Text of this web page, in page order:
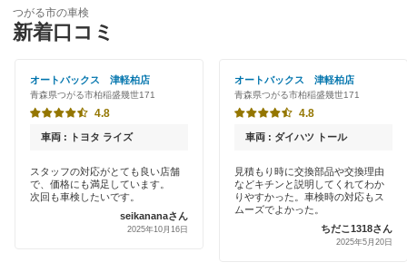
黒石市
五所川原市
三戸郡
下北郡
中津軽郡
特典あり
クレジットカードOK
土日祝OK
代車あり
「車検の速太郎」
オートバックス
車検のコバック
つがる市の車検
新着口コミ
オートバックス 津軽柏店
青森県つがる市柏稲盛幾世171
4.8
車両 : トヨタ ライズ
スタッフの対応がとても良い店舗
で、価格にも満足しています。
次回も車検したいです。
seikananaさん
2025年10月16日
オートバックス 津軽柏店
青森県つがる市柏稲盛幾世171
4.8
車両 : ダイハツ トール
見積もり時に交換部品や交換理由
などキチンと説明してくれてわか
りやすかった。車検時の対応もス
ムーズでよかった。
ちだこ1318さん
2025年5月20日